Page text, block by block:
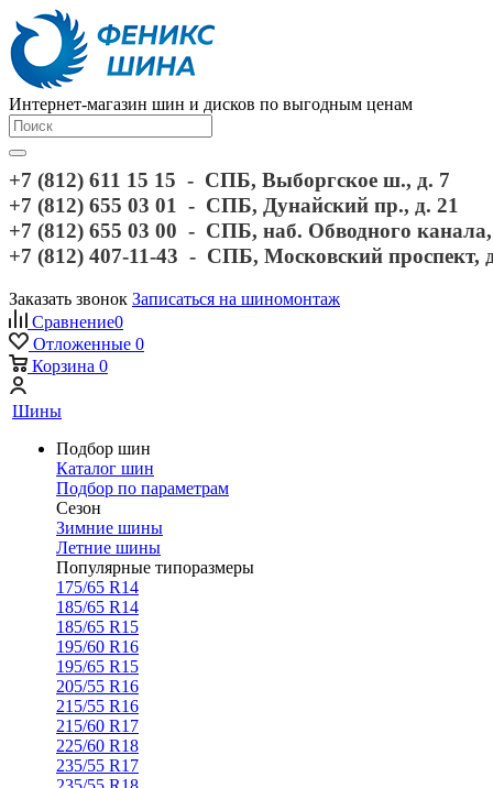
Интернет-магазин шин и дисков по выгодным ценам
+7 (812) 611 15 15 - СПБ, Выборгское ш., д. 7
+7 (812) 655 03 01 - СПБ, Дунайский пр., д. 21
+7 (812) 655 03 00 - СПБ, наб. Обводного
+7 (812) 407-11-43 - СПБ, Московский проспект,
Заказать звонок Записаться на шиномонтаж
Сравнение0
Отложенные 0
Корзина 0
Шины
Подбор шин
Каталог шин
Подбор по параметрам
Сезон
Зимние шины
Летние шины
Популярные типоразмеры
175/65 R14
185/65 R14
185/65 R15
195/60 R16
195/65 R15
205/55 R16
215/55 R16
215/60 R17
225/60 R18
235/55 R17